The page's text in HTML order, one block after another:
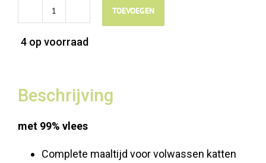
4 op voorraad
WOW
Rund
-
aantal
TOEVOEGEN
Beschrijving
met 99% vlees
Complete maaltijd voor volwassen katten